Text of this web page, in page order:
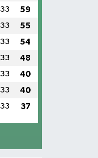
33 59
33 55
33 54
33 48
33 40
33 40
33 37